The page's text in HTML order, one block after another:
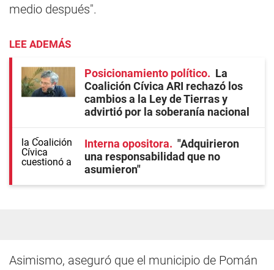
medio después".
LEE ADEMÁS
Posicionamiento político
La
Coalición Cívica ARI rechazó los
cambios a la Ley de Tierras y
advirtió por la soberanía nacional
Interna opositora
"Adquirieron
una responsabilidad que no
asumieron"
Asimismo, aseguró que el municipio de Pomán